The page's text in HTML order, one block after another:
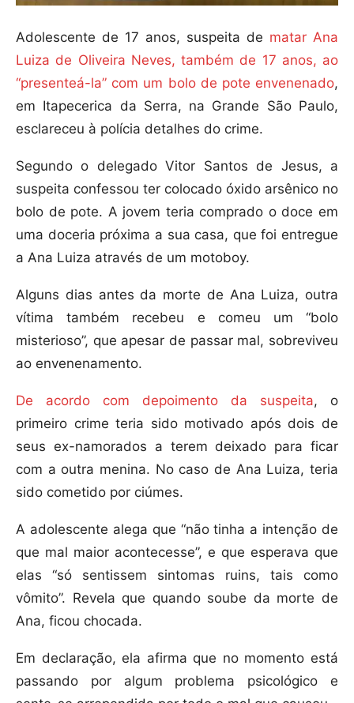
Adolescente de 17 anos, suspeita de matar Ana
Luiza de Oliveira Neves, também de 17 anos, ao
“presenteá-la” com um bolo de pote envenenado,
em Itapecerica da Serra, na Grande São Paulo,
esclareceu à polícia detalhes do crime.
Segundo o delegado Vitor Santos de Jesus, a
suspeita confessou ter colocado óxido arsênico no
bolo de pote. A jovem teria comprado o doce em
uma doceria próxima a sua casa, que foi entregue
a Ana Luiza através de um motoboy.
Alguns dias antes da morte de Ana Luiza, outra
vítima também recebeu e comeu um “bolo
misterioso”, que apesar de passar mal, sobreviveu
ao envenenamento.
De acordo com depoimento da suspeita, o
primeiro crime teria sido motivado após dois de
seus ex-namorados a terem deixado para ficar
com a outra menina. No caso de Ana Luiza, teria
sido cometido por ciúmes.
A adolescente alega que “não tinha a intenção de
que mal maior acontecesse”, e que esperava que
elas “só sentissem sintomas ruins, tais como
vômito”. Revela que quando soube da morte de
Ana, ficou chocada.
Em declaração, ela afirma que no momento está
passando por algum problema psicológico e